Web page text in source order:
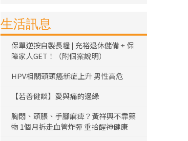
生活訊息
保單逆按自製長糧 | 充裕退休儲備 + 保
障家人GET！（附個案說明）
HPV相關頭頸癌新症上升 男性高危
【若善健談】愛與痛的邊緣
胸悶、頭脹、手腳麻痺？黃祥興不靠藥
物 1個月拆走血管炸彈 重拾醒神健康